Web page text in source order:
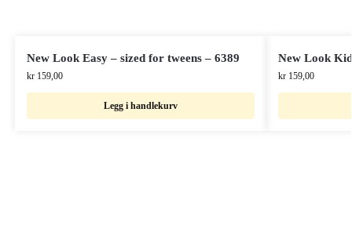
New Look Easy – sized for tweens – 6389
kr159,00
Legg i handlekurv
New Look
kr159,00